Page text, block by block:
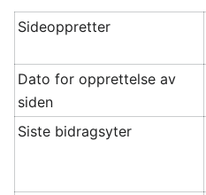
Sideoppretter
Dato for opprettelse av
siden
Siste bidragsyter